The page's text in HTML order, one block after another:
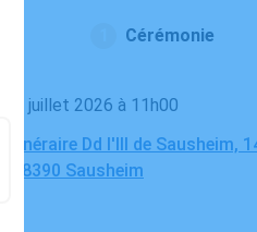
Cérémonie
09 juillet 2026 à 11h00
Funéraire Dd l'Ill de Sausheim,
68390 Sausheim